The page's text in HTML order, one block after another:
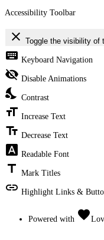
Accessibility Toolbar
close Toggle the visibility of
keyboard Keyboard Navigation
visibility_off Disable Animations
nights_stay Contrast
format_size Increase Text
text_fields Decrease Text
font_download Readable Font
title Mark Titles
link Highlight Links &
Powered with favorite